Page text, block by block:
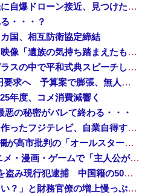
ドイツ空港のウクライナ輸送機に自爆ドローン接近、見つけた空港職員が蹴り落とす…高性能プラスチック爆弾搭載！
・・・？
国、相互防衛協定締結
デニー、辺野古沖事故の防カメ映像「遺族の気持ち踏まえたものかくみ取り切れず」
【高市ガーｗ】研究者「防弾ガラスの中で平和式典スピーチした総理がこれまでいたんだろうか？」 → ﾈｯﾄ「あなたの応援してた石破前総理もしてました...
防衛省、防衛費過去最大8.9兆円要求へ 予算案で膨張、無人機・AI導入
年度、コメ消費減響く
の秘密がバレて終わる・・・
視聴者に嫌がられる番組ばかり作ったフジテレビ、自業自得すぎる立場に陥ってしまい……
【悲報】蓮舫さん、Xリポスト欄が高市批判の「オールスター状態」で埋め尽くされているとネットで話題に → ………
【トラウマ】 映画・特撮・アニメ・漫画・ゲームで「主人公がガチで敗北した回」と聞いて真っ先に思い浮かぶのは？
北海道釧路市 スニーカー1足を盗み現行犯逮捕 中国籍の50歳女、所持金は4万円「後でお金を払えば許されると思った」[8/7]
「さりげなく凄いこと言ってない？」と財務官僚の増上慢っぷりに衝撃を受ける人が続出、なぜ官僚にすぎない財務省が……